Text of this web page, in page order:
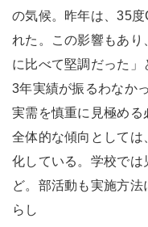
の気候。昨年は、35
れた。この影響もあ
に比べて堅調だった
3年実績が振るわなか
実需を慎重に見極める
全体的な傾向としては
化している。学校では
ど。部活動も実施方
らし